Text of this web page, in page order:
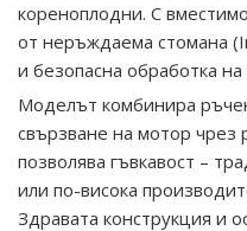
кореноплодни. С
от неръждаема стомана
и безопасна обработка
Моделът комбинира
свързване на мотор чрез
позволява гъвкавост –
или по-висока
Здравата конструкция и